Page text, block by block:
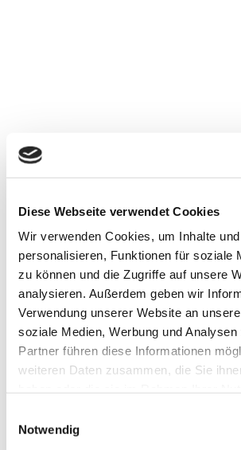
Diese Webseite verwendet Cookies
Wir verwenden Cookies, um Inhalte
personalisieren, Funktionen für soziale
zu können und die Zugriffe auf unsere
analysieren. Außerdem geben wir
Verwendung unserer Website an
soziale Medien, Werbung und
Partner führen diese Informationen
weiteren Daten zusammen, die Sie
Notwendig
Lockercontrol